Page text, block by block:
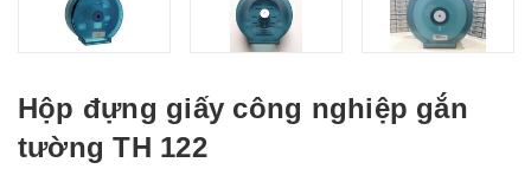
Hộp đựng giấy công nghiệp gắn
tường TH 122